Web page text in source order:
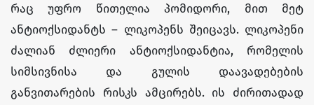
რაც უფრო წითელია პომიდორი, მით მეტ
ანტიოქსიდანტს – ლიკოპენს შეიცავს. ლიკოპენი
ძალიან ძლიერი ანტიოქსიდანტია, რომელის
სიმსივნისა და გულის დაავადებების
განვითარების რისკს ამცირებს. ის ძირითადად